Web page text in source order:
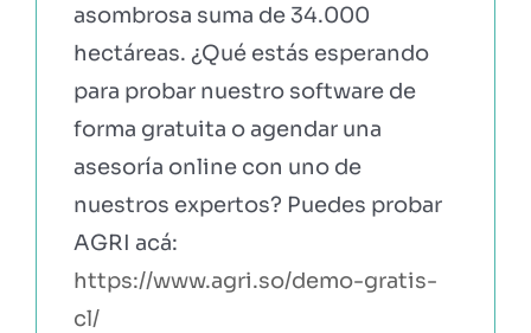
asombrosa suma de 34.000
hectáreas. ¿Qué estás esperando
para probar nuestro software de
forma gratuita o agendar una
asesoría online con uno de
nuestros expertos? Puedes probar
AGRI acá:
https://www.agri.so/demo-gratis-
cl/